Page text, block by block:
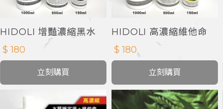
HIDOLI 增豔濃縮黑水
$ 180
立刻購買
HIDOLI 高濃縮維他命
+免疫成長元素
$ 180
立刻購買